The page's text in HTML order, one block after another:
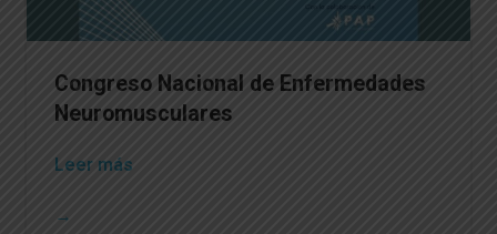
Congreso Nacional de Enfermedades
Neuromusculares
Leer más
→